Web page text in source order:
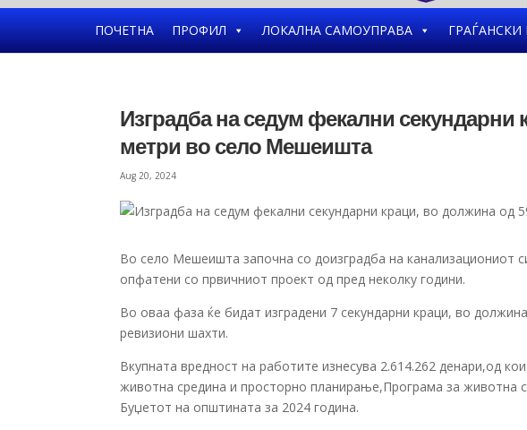
ПОЧЕТНА ПРОФИЛ ЛОКАЛНА САМОУПРАВА ГРАЃАНСКИ
Изградба на седум фекални секундарни
метри во село Мешеишта
Aug 20, 2024
Во село Мешеишта започна со доизградба на канализациониот
опфатени со првичниот проект од пред неколку години.
Во оваа фаза ќе бидат изградени 7 секундарни краци, во
ревизиони шахти.
Вкупната вредност на работите изнесува 2.614.262 денари,од
животна средина и просторно планирање,Програма за животна
Буџетот на општината за 2024 година.